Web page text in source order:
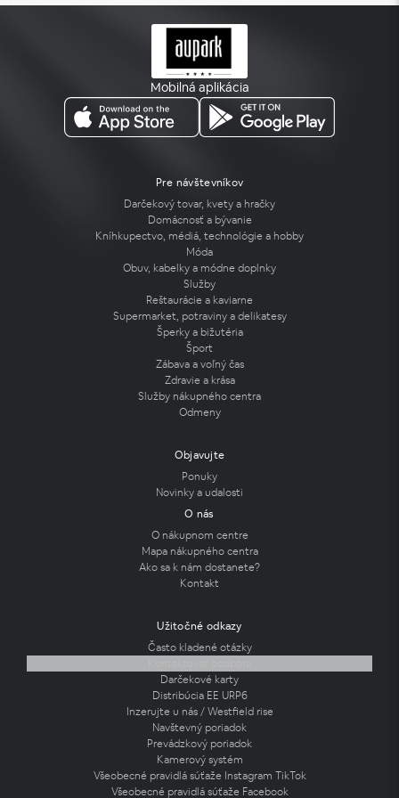
Mobilná aplikácia
Pre návštevníkov
Darčekový tovar, kvety a hračky
Domácnosť a bývanie
Kníhkupectvo, médiá, technológie a hobby
Móda
Obuv, kabelky a módne doplnky
Služby
Reštaurácie a kaviarne
Supermarket, potraviny a delikatesy
Šperky a bižutéria
Šport
Zábava a voľný čas
Zdravie a krása
Služby nákupného centra
Odmeny
Objavujte
Ponuky
Novinky a udalosti
O nás
O nákupnom centre
Mapa nákupného centra
Ako sa k nám dostanete?
Kontakt
Užitočné odkazy
Často kladené otázky
Darčekové karty
Distribúcia EE URP6
Inzerujte u nás / Westfield rise
Navštevný poriadok
Prevádzkový poriadok
Kamerový systém
Všeobecné pravidlá súťaže Instagram TikTok
Všeobecné pravidlá súťaže Facebook